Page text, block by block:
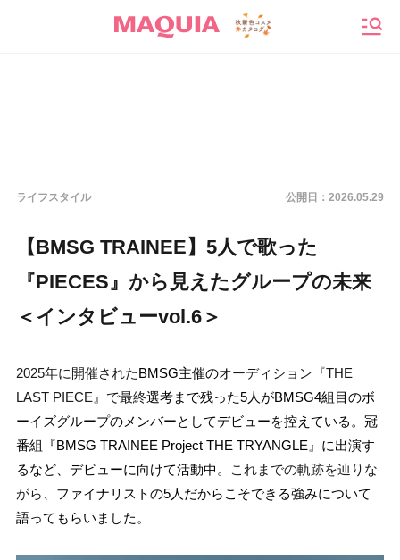
ライフスタイル 公開日： 2026.05.29
【BMSG TRAINEE】5人で歌った
『PIECES』から見えたグループの未来
＜インタビューvol.6＞
2025年に開催されたBMSG主催のオーディション『THE
LAST PIECE』で最終選考まで残った5人がBMSG4組目のボ
ーイズグループのメンバーとしてデビューを控えている。冠
番組『BMSG TRAINEE Project THE TRYANGLE』に出演す
るなど、デビューに向けて活動中。
これまでの軌跡を辿りな
がら、 ファイナリストの5人だからこそできる強みについて
語ってもらいました。